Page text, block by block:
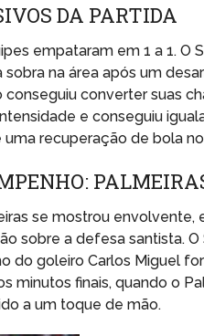
DA PARTIDA
empataram em 1 a 1. O
na área após um
conseguiu converter suas
e conseguiu
uma recuperação de bola
se mostrou
sobre a defesa santista.
do goleiro Carlos Miguel
minutos finais, quando o
a um toque de mão.